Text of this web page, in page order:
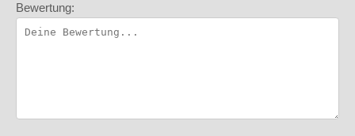
Bewertung: